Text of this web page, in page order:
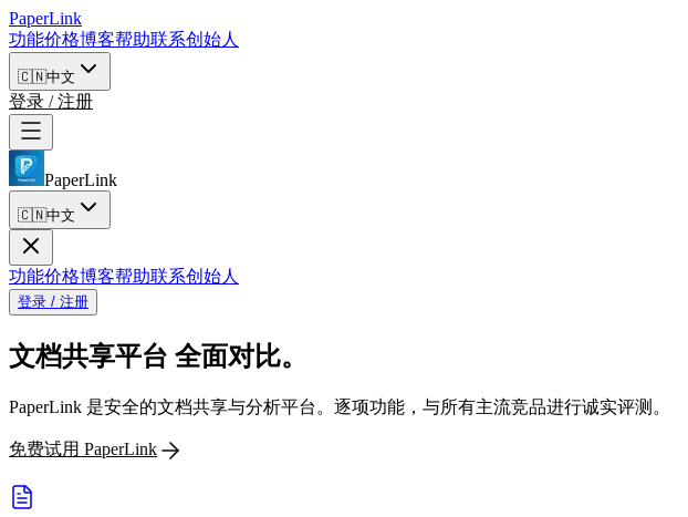
PaperLink
功能价格博客帮助联系创始人
🇨🇳中文
登录 / 注册
PaperLink
🇨🇳中文
功能价格博客帮助联系创始人
登录 / 注册
文档共享平台 全面对比。
PaperLink 是安全的文档共享与分析平台。逐项功能，与所有主流竞品进行诚实评测。
免费试用 PaperLink